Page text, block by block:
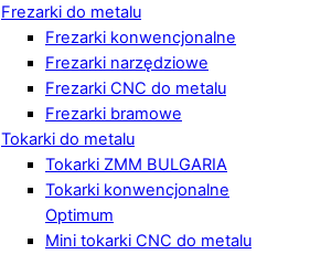
Frezarki do metalu
Frezarki konwencjonalne
Frezarki narzędziowe
Frezarki CNC do metalu
Frezarki bramowe
Tokarki do metalu
Tokarki ZMM BULGARIA
Tokarki konwencjonalne
Optimum
Mini tokarki CNC do metalu